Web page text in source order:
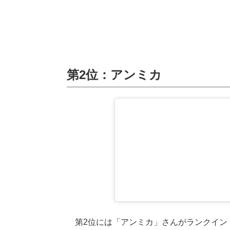
第2位：アンミカ
第2位には「アンミカ」さんがランクイン